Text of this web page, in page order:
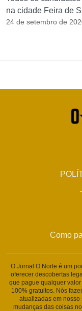
na cidade Feira de
24 de setembro de
Como
O Jornal O Norte é um
oferecer descobertas
que pague qualquer
100% gratuitos. Nós
atualizadas em
mudanças das coisas